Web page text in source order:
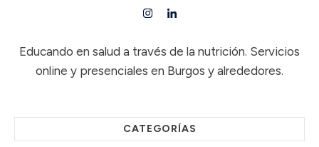
Educando en salud a través de la nutrición. Servicios
online y presenciales en Burgos y alrededores.
CATEGORÍAS